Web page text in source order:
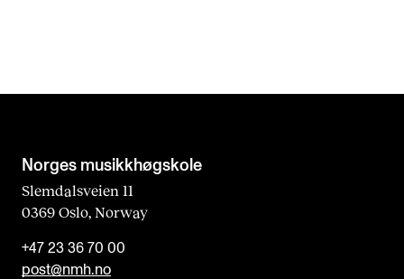
Norges musikk­høgskole
Slemdalsveien 11
0369 Oslo, Norway
+47 23 36 70 00
post@nmh.no